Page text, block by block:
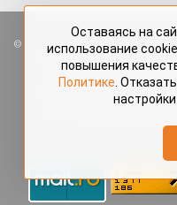
Все права защищены. Любые
«Красраб.ру»
и читателями, являются
частичное использование
«Красраб.ру», допускается
Оставаясь на
использование
повышения
Политике .